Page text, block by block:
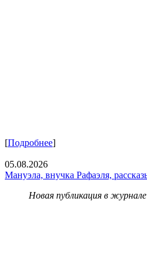
[Подробнее]
05.08.2026
Мануэла, внучка Рафаэля,
Новая публикация в